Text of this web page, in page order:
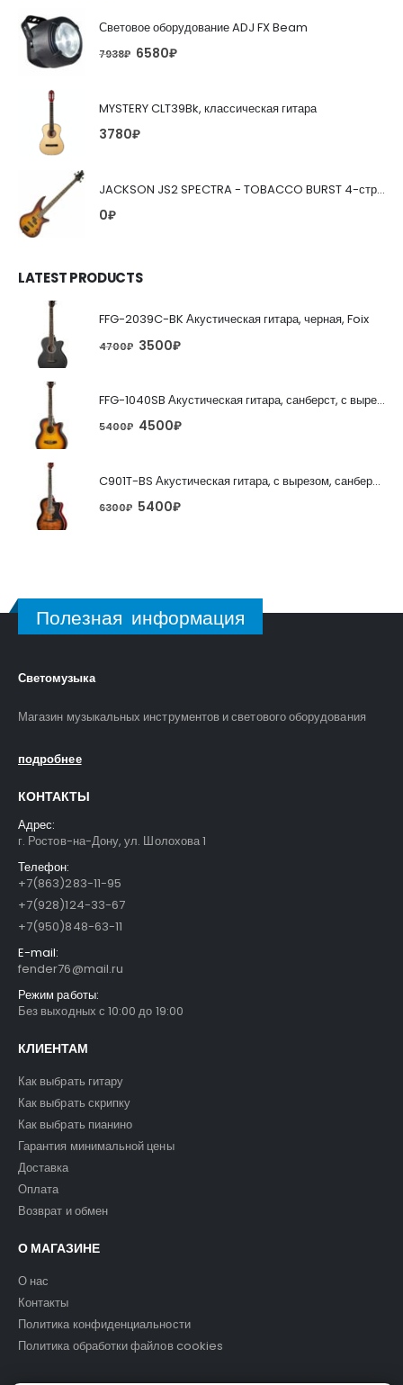
Световое оборудование ADJ FX Beam
7938₽ 6580₽
MYSTERY CLT39Bk, классическая гитара
3780₽
JACKSON JS2 SPECTRA - TOBACCO BURST 4-струнная бас-гитара
0₽
LATEST PRODUCTS
FFG-2039C-BK Акустическая гитара, черная, Foix
4700₽ 3500₽
FFG-1040SB Акустическая гитара, санберст, с вырезом, Foix
5400₽ 4500₽
C901T-BS Акустическая гитара, с вырезом, санберст, Caraya
6300₽ 5400₽
Полезная информация
Светомузыка
Магазин музыкальных инструментов и светового оборудования
подробнее
КОНТАКТЫ
Адрес:
г. Ростов-на-Дону, ул. Шолохова 1
Телефон:
+7(863)283-11-95
+7(928)124-33-67
+7(950)848-63-11
E-mail:
fender76@mail.ru
Режим работы:
Без выходных с 10:00 до 19:00
КЛИЕНТАМ
Как выбрать гитару
Как выбрать скрипку
Как выбрать пианино
Гарантия минимальной цены
Доставка
Оплата
Возврат и обмен
О МАГАЗИНЕ
О нас
Контакты
Политика конфиденциальности
Политика обработки файлов cookies